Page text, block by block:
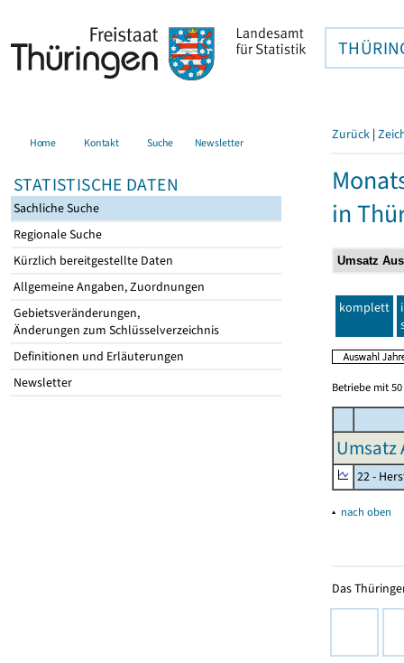
Home Kontakt Suche Newsletter
STATISTISCHE DATEN
Sachliche Suche
Regionale Suche
Kürzlich bereitgestellte Daten
Allgemeine Angaben, Zuordnungen
Gebietsveränderungen,
Änderungen zum Schlüsselverzeichnis
Definitionen und Erläuterungen
Newsletter
Zurück |
in
komplett
Betriebe mit
Umsatz
22 -
▴ nach oben
Das